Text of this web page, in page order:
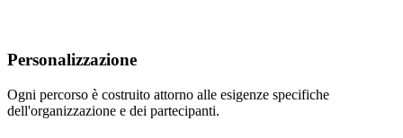
Personalizzazione
Ogni percorso è costruito attorno alle esigenze specifiche
dell'organizzazione e dei partecipanti.